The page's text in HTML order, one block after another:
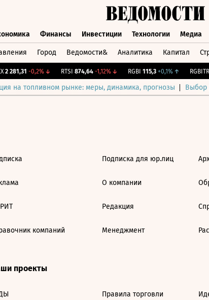
Финансы Инвестиции Технологии Медиа
Город Ведомости& Аналитика Капитал
2 281,31 -0,2%↓ RTSI 874,64 -1,12%↓ RGBI 115,3 +0,1%↑ RGBITR
на топливном рынке: меры, динамика, прогнозы Выбор
компаний
Подписка для юр.лиц
О компании
Редакция
Менеджмент
проекты
Правила торговли